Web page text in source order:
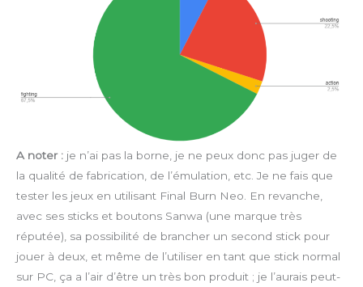
A noter : je n’ai pas la borne, je ne peux donc pas juger de
la qualité de fabrication, de l’émulation, etc. Je ne fais que
tester les jeux en utilisant Final Burn Neo. En revanche,
avec ses sticks et boutons Sanwa (une marque très
réputée), sa possibilité de brancher un second stick pour
jouer à deux, et même de l’utiliser en tant que stick normal
sur PC, ça a l’air d’être un très bon produit ; je l’aurais peut-